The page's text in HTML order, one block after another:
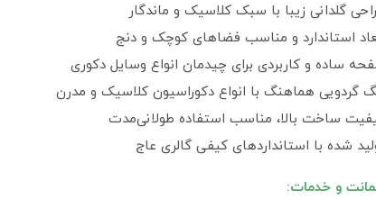
گلدانی زیبا با سبک کلاسیک و ماندگار
استاندارد و مناسب فضاهای کوچک و دنج
ساده و کاربردی برای چیدمان انواع وسایل دکوری
گردویی هماهنگ با انواع دکوراسیون کلاسیک و مدرن
ساخت بالا، مناسب استفاده طولانی‌مدت
شده با استانداردهای کیفی گالری عاج
و خدمات: